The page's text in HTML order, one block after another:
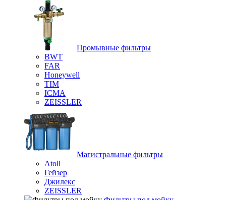
Промывные фильтры
BWT
FAR
Honeywell
TIM
ICMA
ZEISSLER
Магистральные фильтры
Atoll
Гейзер
Джилекс
ZEISSLER